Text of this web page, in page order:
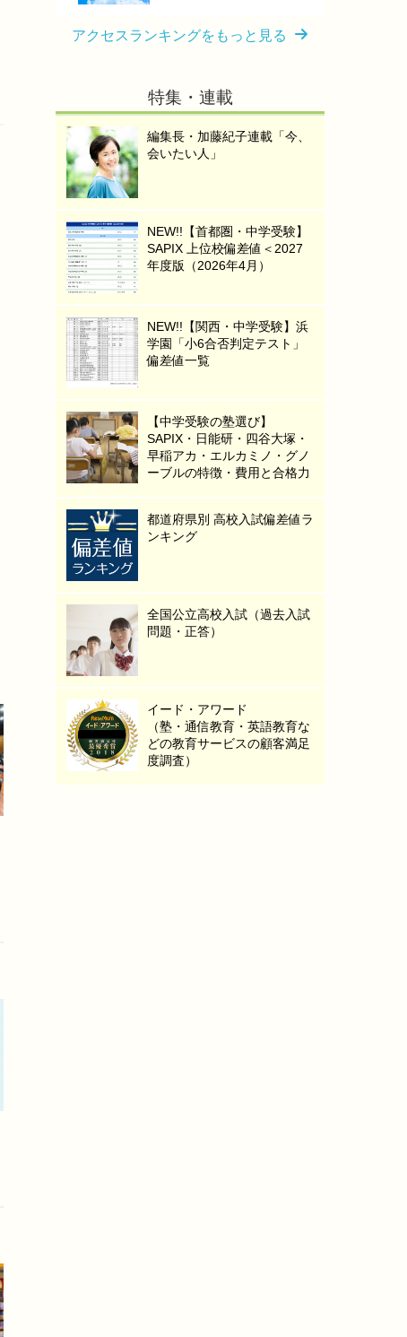
アクセスランキングをもっと見る
特集・連載
編集長・加藤紀子連載「今、
会いたい人」
NEW!!【首都圏・中学受験】
SAPIX 上位校偏差値＜2027
年度版（2026年4月）
NEW!!【関西・中学受験】浜
学園「小6合否判定テスト」
偏差値一覧
【中学受験の塾選び】
SAPIX・日能研・四谷大塚・
早稲アカ・エルカミノ・グノ
ーブルの特徴・費用と合格力
都道府県別 高校入試偏差値ラ
ンキング
全国公立高校入試（過去入試
問題・正答）
イード・アワード
（塾・通信教育・英語教育な
どの教育サービスの顧客満足
度調査）